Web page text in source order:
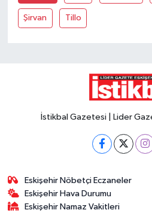
Şirvan Tillo
İstikbal Gazetesi | Lider
Eskişehir Nöbetçi Eczaneler
Eskişehir Hava Durumu
Eskişehir Namaz Vakitleri